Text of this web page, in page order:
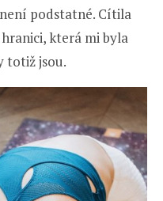
podstatné. Cítila
která mi byla
totiž jsou.